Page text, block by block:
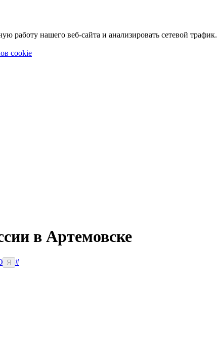
работу нашего веб-сайта и анализировать сетевой трафик.
cookie
в Артемовске
Я
#